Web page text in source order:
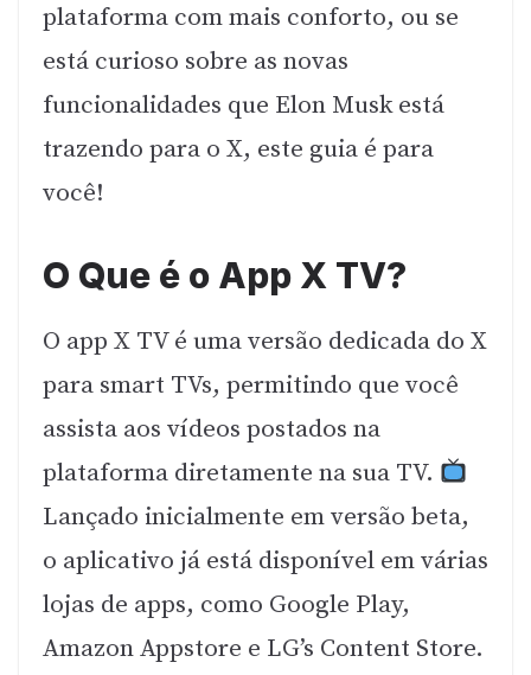
plataforma com mais conforto, ou se
está curioso sobre as novas
funcionalidades que Elon Musk está
trazendo para o X, este guia é para
você!
O Que é o App X TV?
O app X TV é uma versão dedicada do X
para smart TVs, permitindo que você
assista aos vídeos postados na
plataforma diretamente na sua TV.
Lançado inicialmente em versão beta,
o aplicativo já está disponível em várias
lojas de apps, como Google Play,
Amazon Appstore e LG’s Content Store.